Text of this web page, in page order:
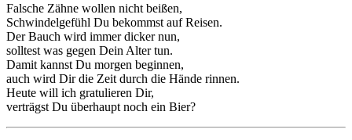
Falsche Zähne wollen nicht beißen,
Schwindelgefühl Du bekommst auf Reisen.
Der Bauch wird immer dicker nun,
solltest was gegen Dein Alter tun.
Damit kannst Du morgen beginnen,
auch wird Dir die Zeit durch die Hände rinnen.
Heute will ich gratulieren Dir,
verträgst Du überhaupt noch ein Bier?